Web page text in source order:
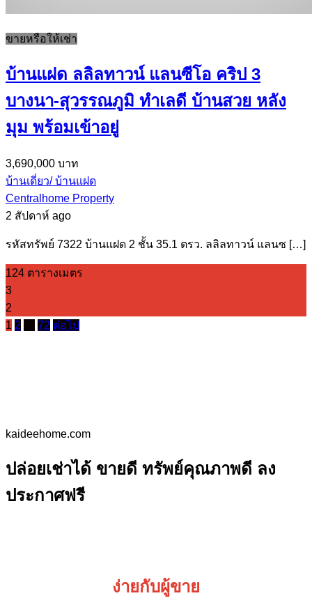
ขายหรือให้เช่า
บ้านแฝด ลลิลทาวน์ แลนซีโอ คริป 3
บางนา-สุวรรณภูมิ ทำเลดี บ้านสวย หลัง
มุม พร้อมเข้าอยู่
3,690,000 บาท
บ้านเดี่ยว/ บ้านแฝด
Centralhome Property
2 สัปดาห์ ago
รหัสทรัพย์ 7322 บ้านแฝด 2 ชั้น 35.1 ตรว. ลลิลทาวน์ แลนซ […]
124 ตารางเมตร
3
2
1 2 72 ต่อไป
kaideehome.com
ปล่อยเช่าได้ ขายดี ทรัพย์คุณภาพดี ลง
ประกาศฟรี
ง่ายกับผู้ขาย